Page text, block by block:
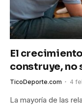
El
construye, no
TicoDeporte.com 4
La mayoría de las